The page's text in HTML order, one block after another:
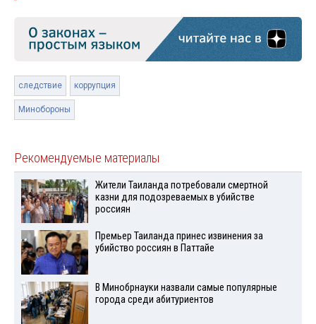
следствие коррупция
Минобороны
Рекомендуемые материалы
Жители Таиланда потребовали смертной
казни для подозреваемых в убийстве
россиян
Премьер Таиланда принес извинения за
убийство россиян в Паттайе
В Минобрнауки назвали самые популярные
города среди абитуриентов